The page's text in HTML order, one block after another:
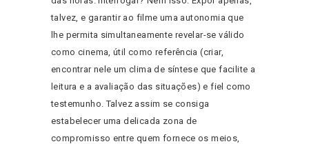
talvez, e garantir ao filme uma autonomia que
lhe permita simultaneamente revelar-se válido
como cinema, útil como referência (criar,
encontrar nele um clima de síntese que facilite a
leitura e a avaliação das situações) e fiel como
testemunho. Talvez assim se consiga
estabelecer uma delicada zona de
compromisso entre quem fornece os meios,